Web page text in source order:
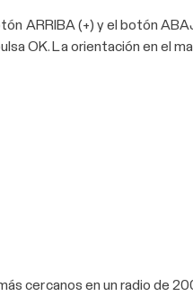
ARRIBA (+) y el botón
OK. La orientación en el
cercanos en un radio de